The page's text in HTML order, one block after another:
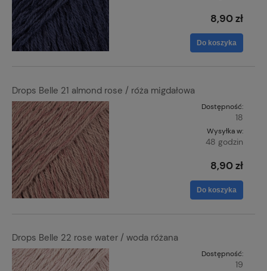
8,90 zł
Do koszyka
Drops Belle 21 almond rose / róża migdałowa
Dostępność:
18
Wysyłka w:
48 godzin
8,90 zł
Do koszyka
Drops Belle 22 rose water / woda różana
Dostępność:
19